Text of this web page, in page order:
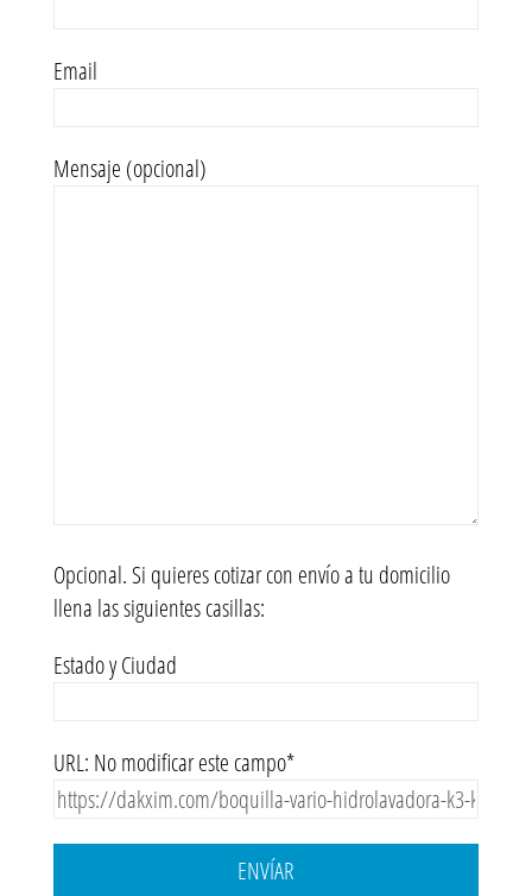
Email
Mensaje (opcional)
Opcional. Si quieres cotizar con envío a tu domicilio
llena las siguientes casillas:
Estado y Ciudad
URL: No modificar este campo*
ENVÍAR